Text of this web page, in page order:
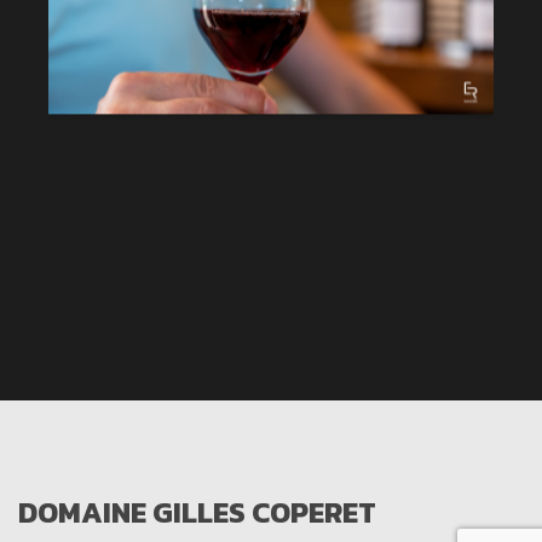
DOMAINE GILLES COPERET